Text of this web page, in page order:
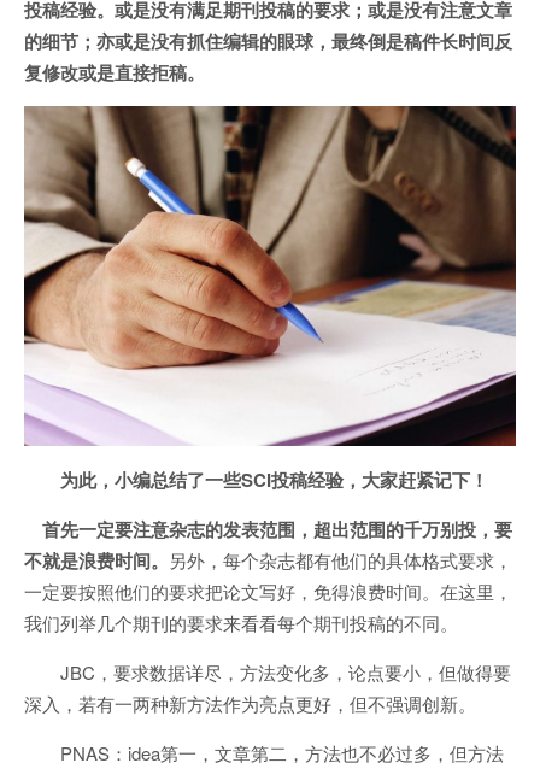
投稿经验。或是没有满足期刊投稿的要求；或是没有注意文章
的细节；亦或是没有抓住编辑的眼球，最终倒是稿件长时间反
复修改或是直接拒稿。
为此，小编总结了一些SCI投稿经验，大家赶紧记下！
首先一定要注意杂志的发表范围，超出范围的千万别投，要
不就是浪费时间。 另外，每个杂志都有他们的具体格式要求，
一定要按照他们的要求把论文写好，免得浪费时间。在这里，
我们列举几个期刊的要求来看看每个期刊投稿的不同。
JBC，要求数据详尽，方法变化多，论点要小，但做得要
深入，若有一两种新方法作为亮点更好，但不强调创新。
PNAS：idea第一，文章第二，方法也不必过多，但方法